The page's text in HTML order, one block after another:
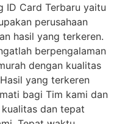
ID Card Terbaru yaitu
perusahaan
hasil yang terkeren.
berpengalaman
dengan kualitas
yang terkeren
bagi Tim kami dan
dan tepat